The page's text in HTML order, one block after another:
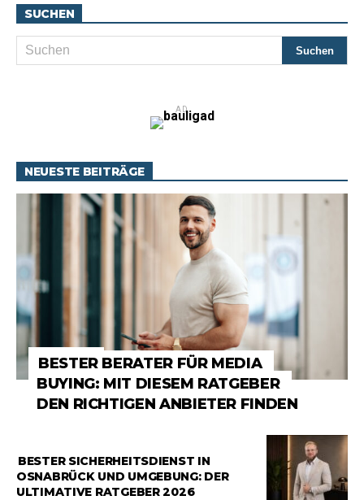
SUCHEN
AD
NEUESTE BEITRÄGE
BESTER BERATER FÜR MEDIA
BUYING: MIT DIESEM RATGEBER
DEN RICHTIGEN ANBIETER FINDEN
RATGEBER
BESTER SICHERHEITSDIENST IN
OSNABRÜCK UND UMGEBUNG: DER
ULTIMATIVE RATGEBER 2026